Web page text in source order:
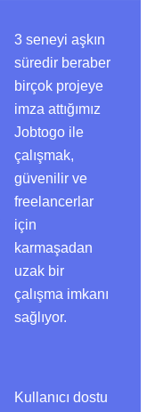
3 seneyi aşkın
süredir beraber
birçok projeye
imza attığımız
Jobtogo ile
çalışmak,
güvenilir ve
freelancerlar
için
karmaşadan
uzak bir
çalışma imkanı
sağlıyor.
Kullanıcı dostu